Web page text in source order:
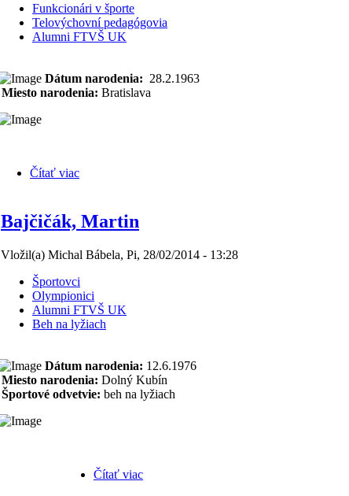
Funkcionári v športe
Telovýchovní pedagógovia
Alumni FTVŠ UK
Dátum narodenia: 28.2.1963
Miesto narodenia: Bratislava
Čítať viac
Bajčičák, Martin
Vložil(a) Michal Bábela, Pi, 28/02/2014 - 13:28
Športovci
Olympionici
Alumni FTVŠ UK
Beh na lyžiach
Dátum narodenia: 12.6.1976
Miesto narodenia: Dolný Kubín
Športové odvetvie: beh na lyžiach
Čítať viac